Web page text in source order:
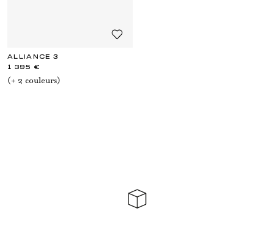
ALLIANCE 3
1 395 €
(+ 2 couleurs)